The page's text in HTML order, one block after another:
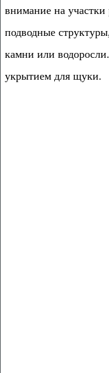
внимание на участки
подводные
камни или
укрытием для щуки.